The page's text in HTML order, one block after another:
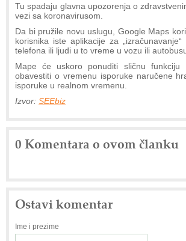
Tu spadaju glavna upozorenja o
vezi sa koronavirusom.
Da bi pružile novu uslugu, Google Maps
korisnika iste aplikacije za
telefona ili ljudi u to vreme u vozu ili
Mape će uskoro ponuditi sličnu funkciju
obavestiti o vremenu isporuke naručene
isporuke u realnom vremenu.
Izvor: SEEbiz
0 Komentara o ovom članku
Ostavi komentar
Ime i prezime